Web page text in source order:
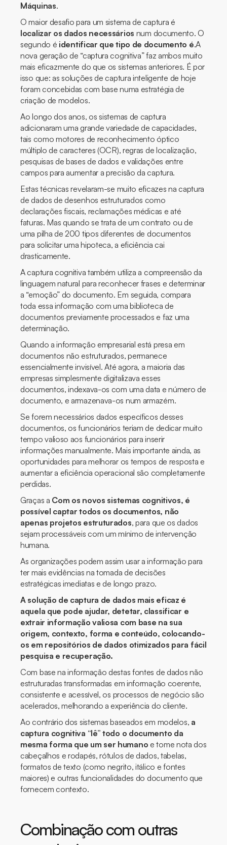
Máquinas.
O maior desafio para um sistema de captura é
localizar os dados necessários num documento. O
segundo é identificar que tipo de documento é.A
nova geração de “captura cognitiva” faz ambos muito
mais eficazmente do que os sistemas anteriores. É por
isso que: as soluções de captura inteligente de hoje
foram concebidas com base numa estratégia de
criação de modelos.
Ao longo dos anos, os sistemas de captura
adicionaram uma grande variedade de capacidades,
tais como motores de reconhecimento óptico
múltiplo de caracteres (OCR), regras de localização,
pesquisas de bases de dados e validações entre
campos para aumentar a precisão da captura.
Estas técnicas revelaram-se muito eficazes na captura
de dados de desenhos estruturados como
declarações fiscais, reclamações médicas e até
faturas. Mas quando se trata de um contrato ou de
uma pilha de 200 tipos diferentes de documentos
para solicitar uma hipoteca, a eficiência cai
drasticamente.
A captura cognitiva também utiliza a compreensão da
linguagem natural para reconhecer frases e determinar
a “emoção” do documento. Em seguida, compara
toda essa informação com uma biblioteca de
documentos previamente processados e faz uma
determinação.
Quando a informação empresarial está presa em
documentos não estruturados, permanece
essencialmente invisível. Até agora, a maioria das
empresas simplesmente digitalizava esses
documentos, indexava-os com uma data e número de
documento, e armazenava-os num armazém.
Se forem necessários dados específicos desses
documentos, os funcionários teriam de dedicar muito
tempo valioso aos funcionários para inserir
informações manualmente. Mais importante ainda, as
oportunidades para melhorar os tempos de resposta e
aumentar a eficiência operacional são completamente
perdidas.
Graças a Com os novos sistemas cognitivos, é
possível captar todos os documentos, não
apenas projetos estruturados, para que os dados
sejam processáveis com um mínimo de intervenção
humana.
As organizações podem assim usar a informação para
ter mais evidências na tomada de decisões
estratégicas imediatas e de longo prazo.
A solução de captura de dados mais eficaz é
aquela que pode ajudar, detetar, classificar e
extrair informação valiosa com base na sua
origem, contexto, forma e conteúdo, colocando-
os em repositórios de dados otimizados para fácil
pesquisa e recuperação.
Com base na informação destas fontes de dados não
estruturadas transformadas em informação coerente,
consistente e acessível, os processos de negócio são
acelerados, melhorando a experiência do cliente.
Ao contrário dos sistemas baseados em modelos, a
captura cognitiva “lê” todo o documento da
mesma forma que um ser humano e tome nota dos
cabeçalhos e rodapés, rótulos de dados, tabelas,
formatos de texto (como negrito, itálico e fontes
maiores) e outras funcionalidades do documento que
fornecem contexto.
Combinação com outras